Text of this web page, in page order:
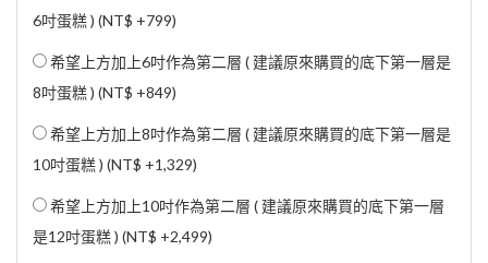
6吋蛋糕 ) (NT$ +799)
希望上方加上6吋作為第二層 ( 建議原來購買的底下第一層是
8吋蛋糕 ) (NT$ +849)
希望上方加上8吋作為第二層 ( 建議原來購買的底下第一層是
10吋蛋糕 ) (NT$ +1,329)
希望上方加上10吋作為第二層 ( 建議原來購買的底下第一層
是12吋蛋糕 ) (NT$ +2,499)